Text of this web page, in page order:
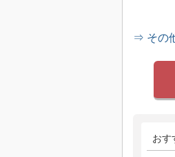
⇒ その
おす